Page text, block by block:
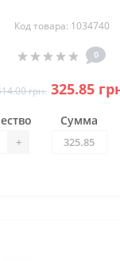
Код товара: 1034740
0
грн. 325.85
+
Сумма